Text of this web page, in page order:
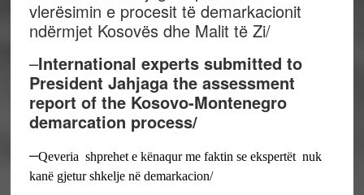
vlerësimin e procesit të demarkacionit
ndërmjet Kosovës dhe Malit të Zi/
–International experts submitted to
President Jahjaga the assessment
report of the Kosovo-Montenegro
demarcation process/
–Qeveria shprehet e kënaqur me faktin se ekspertët nuk
kanë gjetur shkelje në demarkacion/